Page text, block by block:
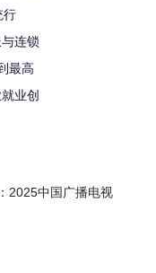
行
连锁
最高
业创
2025中国广播电视